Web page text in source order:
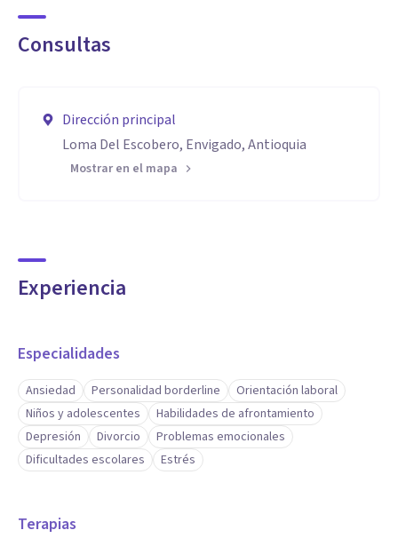
Consultas
Dirección principal
Loma Del Escobero, Envigado, Antioquia
Mostrar en el mapa
Experiencia
Especialidades
Ansiedad Personalidad borderline
Orientación laboral
Niños y adolescentes
Habilidades de afrontamiento
Depresión
Divorcio
Problemas emocionales
Dificultades escolares
Estrés
Terapias